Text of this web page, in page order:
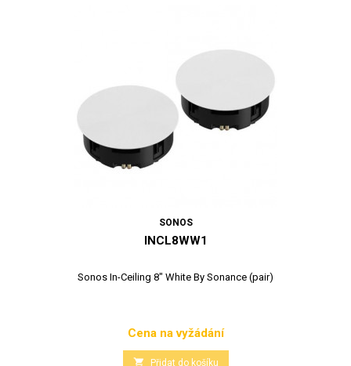
SONOS
INCL8WW1
Sonos In-Ceiling 8" White By Sonance (pair)
Cena
Cena na vyžádání
 Přidat do košíku